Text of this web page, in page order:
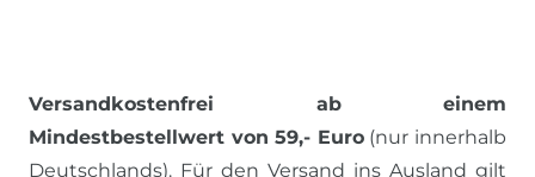
Versandkostenfrei ab einem
Mindestbestellwert von 59,- Euro(nur innerhalb
Deutschlands). Für den Versand ins Ausland gilt